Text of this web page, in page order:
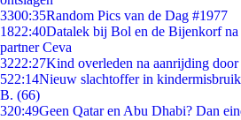
3300:35Random Pics van de Dag #1977
1822:40Datalek bij Bol en de Bijenkorf
partner Ceva
3222:27Kind overleden na aanrijding
522:14Nieuw slachtoffer in
B. (66)
320:49Geen Qatar en Abu Dhabi? Dan